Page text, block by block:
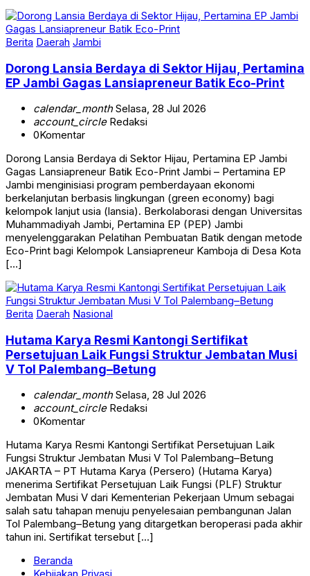
Berita Daerah Jambi
Dorong Lansia Berdaya di Sektor Hijau, Pertamina
EP Jambi Gagas Lansiapreneur Batik Eco-Print
calendar_monthSelasa, 28 Jul 2026
account_circleRedaksi
0Komentar
Dorong Lansia Berdaya di Sektor Hijau, Pertamina EP Jambi
Gagas Lansiapreneur Batik Eco-Print Jambi – Pertamina EP
Jambi menginisiasi program pemberdayaan ekonomi
berkelanjutan berbasis lingkungan (green economy) bagi
kelompok lanjut usia (lansia). Berkolaborasi dengan Universitas
Muhammadiyah Jambi, Pertamina EP (PEP) Jambi
menyelenggarakan Pelatihan Pembuatan Batik dengan metode
Eco-Print bagi Kelompok Lansiapreneur Kamboja di Desa Kota
[…]
Berita Daerah Nasional
Hutama Karya Resmi Kantongi Sertifikat
Persetujuan Laik Fungsi Struktur Jembatan Musi
V Tol Palembang–Betung
calendar_monthSelasa, 28 Jul 2026
account_circleRedaksi
0Komentar
Hutama Karya Resmi Kantongi Sertifikat Persetujuan Laik
Fungsi Struktur Jembatan Musi V Tol Palembang–Betung
JAKARTA – PT Hutama Karya (Persero) (Hutama Karya)
menerima Sertifikat Persetujuan Laik Fungsi (PLF) Struktur
Jembatan Musi V dari Kementerian Pekerjaan Umum sebagai
salah satu tahapan menuju penyelesaian pembangunan Jalan
Tol Palembang–Betung yang ditargetkan beroperasi pada akhir
tahun ini. Sertifikat tersebut […]
Beranda